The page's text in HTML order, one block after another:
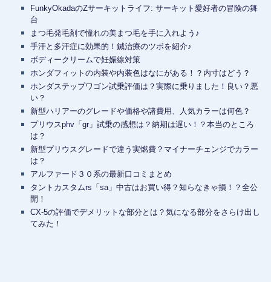
FunkyOkadaのZサーキットライフ: サーキット愛好者の冒険の舞
台
まつ毛発毛剤で憧れの美まつ毛を手に入れよう♪
手汗と多汗症に効果的！鍼治療のツボを紹介♪
ボディークリームで妊娠線対策
ホンダフィットの内装や内装色はなにがある！？内寸はどう？
ホンダステップワゴン試乗評価は？実際に乗りました！良い？悪
い？
新型ハリアーのグレードや価格や諸費用、人気カラーは何色？
プリウスphv「gr」試乗の感想は？納期は遅い！？本当のところ
は？
新型プリウスグレードで違う実燃費？マイナーチェンジでカラー
は？
アルファード３０系の最新口コミまとめ
タントカスタムrs「sa」中古はお買い得？知らなきゃ損！？全公
開！
CX-5の評価でデメリットな部分とは？気になる部分をさらけ出し
てみた！